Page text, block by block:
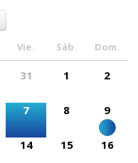
Vie. Sáb. Dom.
31 1 2
7 8 9
14 15 16